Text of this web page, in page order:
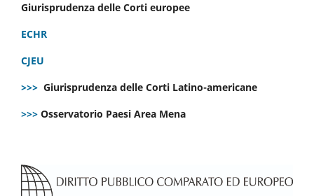
Giurisprudenza delle Corti europee
ECHR
CJEU
>>> Giurisprudenza delle Corti Latino-americane
>>> Osservatorio Paesi Area Mena